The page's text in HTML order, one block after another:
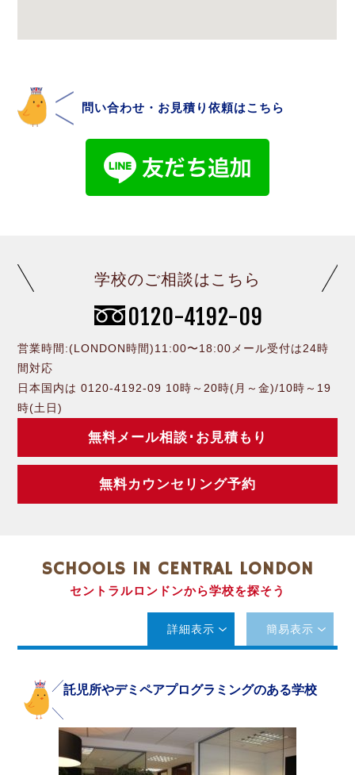
問い合わせ・お見積り依頼はこちら
学校のご相談はこちら
0120-4192-09
営業時間:(LONDON時間)11:00〜18:00メール受付は24時
間対応
日本国内は 0120-4192-09 10時～20時(月～金)/10時～19
時(土日)
無料メール相談･お見積もり
無料カウンセリング予約
SCHOOLS IN CENTRAL LONDON
セントラルロンドンから学校を探そう
詳細表示 簡易表示
託児所やデミペアプログラミングのある学校